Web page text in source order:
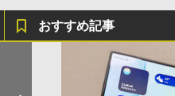
おすすめ記事